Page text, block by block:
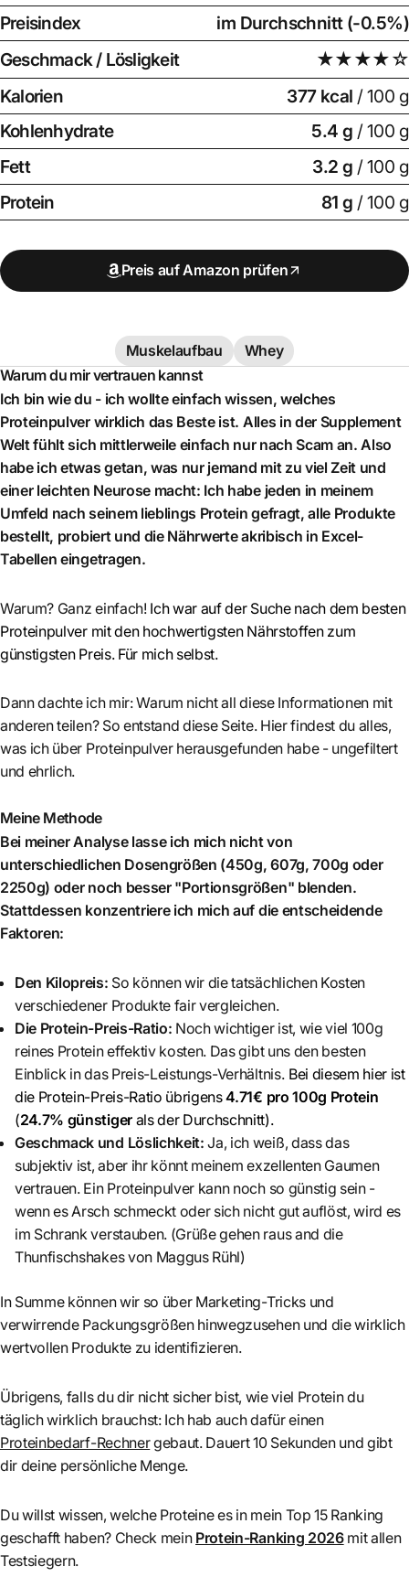
Preisindex
im Durchschnitt (-0.5%)
Geschmack / Lösligkeit
★★★★☆
Kalorien
377 kcal / 100 g
Kohlenhydrate
5.4 g / 100 g
Fett
3.2 g / 100 g
Protein
81 g / 100 g
Preis auf Amazon prüfen
Muskelaufbau
Whey
Warum du mir vertrauen kannst
Ich bin wie du - ich wollte einfach wissen, welches
Proteinpulver wirklich das Beste ist. Alles in der Supplement
Welt fühlt sich mittlerweile einfach nur nach Scam an. Also
habe ich etwas getan, was nur jemand mit zu viel Zeit und
einer leichten Neurose macht: Ich habe jeden in meinem
Umfeld nach seinem lieblings Protein gefragt, alle Produkte
bestellt, probiert und die Nährwerte akribisch in Excel-
Tabellen eingetragen.
Warum? Ganz einfach! Ich war auf der Suche nach dem besten
Proteinpulver mit den hochwertigsten Nährstoffen zum
günstigsten Preis. Für mich selbst.
Dann dachte ich mir: Warum nicht all diese Informationen mit
anderen teilen? So entstand diese Seite. Hier findest du alles,
was ich über Proteinpulver herausgefunden habe - ungefiltert
und ehrlich.
Meine Methode
Bei meiner Analyse lasse ich mich nicht von
unterschiedlichen Dosengrößen (450g, 607g, 700g oder
2250g) oder noch besser "Portionsgrößen" blenden.
Stattdessen konzentriere ich mich auf die entscheidende
Faktoren:
Den Kilopreis: So können wir die tatsächlichen Kosten
verschiedener Produkte fair vergleichen.
Die Protein-Preis-Ratio: Noch wichtiger ist, wie viel 100g
reines Protein effektiv kosten. Das gibt uns den besten
Einblick in das Preis-Leistungs-Verhältnis. Bei diesem hier ist
die Protein-Preis-Ratio übrigens4.71€ pro 100g Protein
(24.7% günstigerals der Durchschnitt).
Geschmack und Löslichkeit: Ja, ich weiß, dass das
subjektiv ist, aber ihr könnt meinem exzellenten Gaumen
vertrauen. Ein Proteinpulver kann noch so günstig sein -
wenn es Arsch schmeckt oder sich nicht gut auflöst, wird es
im Schrank verstauben. (Grüße gehen raus and die
Thunfischshakes von Maggus Rühl)
In Summe können wir so über Marketing-Tricks und
verwirrende Packungsgrößen hinwegzusehen und die wirklich
wertvollen Produkte zu identifizieren.
Übrigens, falls du dir nicht sicher bist, wie viel Protein du
täglich wirklich brauchst: Ich hab auch dafür einen
Proteinbedarf-Rechnergebaut. Dauert 10 Sekunden und gibt
dir deine persönliche Menge.
Du willst wissen, welche Proteine es in mein Top 15 Ranking
geschafft haben? Check mein Protein-Ranking 2026mit allen
Testsiegern.